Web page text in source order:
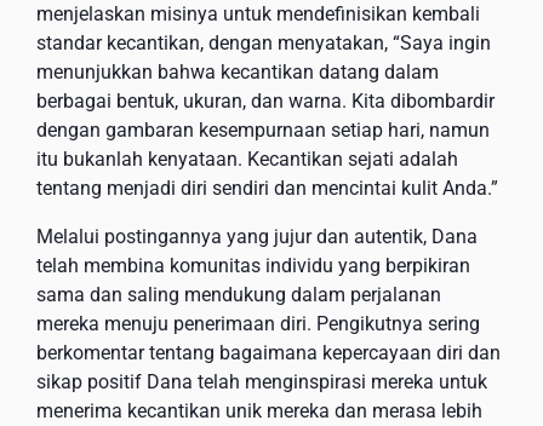
menjelaskan misinya untuk mendefinisikan kembali
standar kecantikan, dengan menyatakan, “Saya ingin
menunjukkan bahwa kecantikan datang dalam
berbagai bentuk, ukuran, dan warna. Kita dibombardir
dengan gambaran kesempurnaan setiap hari, namun
itu bukanlah kenyataan. Kecantikan sejati adalah
tentang menjadi diri sendiri dan mencintai kulit Anda.”
Melalui postingannya yang jujur ​​dan autentik, Dana
telah membina komunitas individu yang berpikiran
sama dan saling mendukung dalam perjalanan
mereka menuju penerimaan diri. Pengikutnya sering
berkomentar tentang bagaimana kepercayaan diri dan
sikap positif Dana telah menginspirasi mereka untuk
menerima kecantikan unik mereka dan merasa lebih